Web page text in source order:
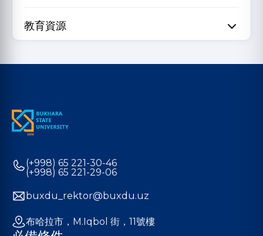
教育資源
(+998) 65 221-30-46
(+998) 65 221-29-06
buxdu_rektor@buxdu.uz
布哈拉市，M.Iqbol 街，11號樓